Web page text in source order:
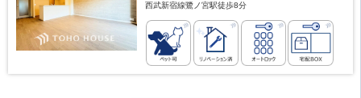
西武新宿線鷺ノ宮駅徒歩8分